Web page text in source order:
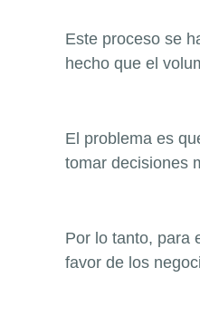
Este proceso se
hecho que el
El problema es
tomar decisiones
Por lo tanto, para
favor de los